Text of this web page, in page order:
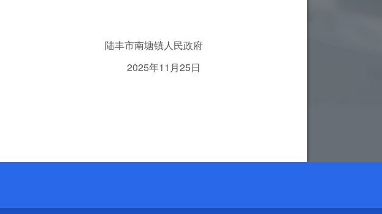
陆丰市南塘镇人民政府
2025年11月25日